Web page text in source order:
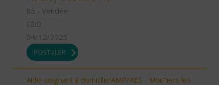
85 - Vendée
CDD
04/12/2025
POSTULER
Aide-soignant à domicile/AMP/AES - Moutiers les